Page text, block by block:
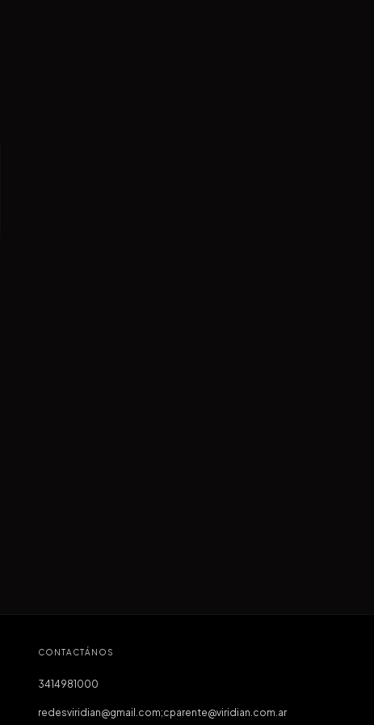
CONTACTÁNOS
3414981000
redesviridian@gmail.com;cparente@viridian.com.ar